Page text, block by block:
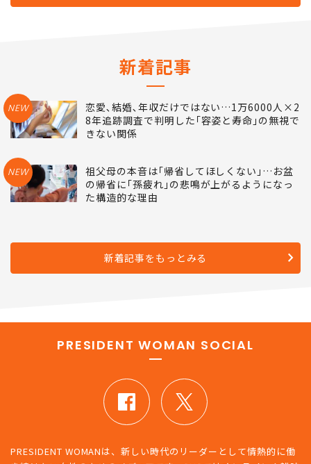
新着記事
NEW
恋愛､結婚､年収だけではない…1万6000人×2
8年追跡調査で判明した｢容姿と寿命｣の無視で
きない関係
NEW
祖父母の本音は｢帰省してほしくない｣…お盆
の帰省に｢孫疲れ｣の悲鳴が上がるようになっ
た構造的な理由
新着記事をもっとみる
PRESIDENT WOMAN SOCIAL
PRESIDENT WOMANは、新しい時代のリーダーとして情熱的に働